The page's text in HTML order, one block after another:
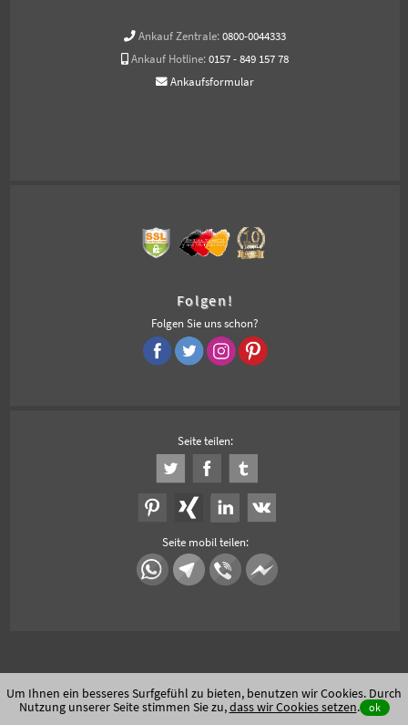
Ankauf Zentrale: 0800-0044333
Ankauf Hotline: 0157 - 849 157 78
Ankaufsformular
Folgen!
Folgen Sie uns schon?
Seite teilen:
Seite mobil teilen:
Um Ihnen ein besseres Surfgefühl zu bieten, benutzen wir Cookies. Durch
Nutzung unserer Seite stimmen Sie zu,dass wir Cookies setzen. ok